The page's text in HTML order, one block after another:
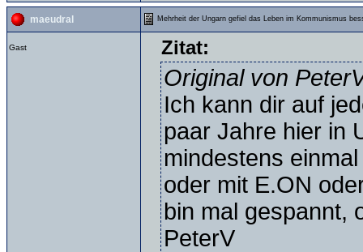
maeudral Mehrheit der Ungarn gefiel das Leben im Kommunismus
Gast Zitat:
Original von
Ich kann dir auf
paar Jahre hier in
mindestens
oder mit E.ON
bin mal gespannt,
PeterV